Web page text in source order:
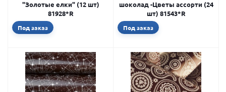
"Золотые елки" (12 шт)
81928*R
Под заказ
шоколад -Цветы ассорти (24
шт) 81543*R
Под заказ